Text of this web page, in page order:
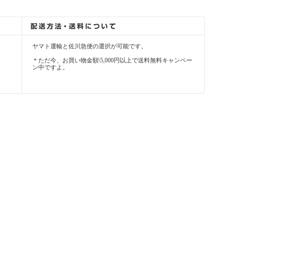
ヤマト運輸と佐川急便の選択が可能です。
＊ただ今、お買い物金額\5,000円以上で送料無料キャンペー
ン中ですよ。